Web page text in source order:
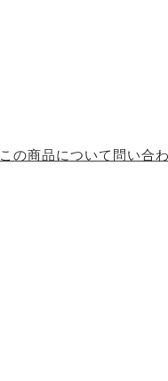
この商品について問い合